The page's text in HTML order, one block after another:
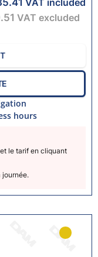
le tarif en cliquant
journée.
VAT included
VAT excluded
hours